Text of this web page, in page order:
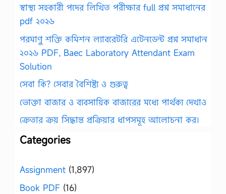
স্বাস্থ্য সহকারী পদের লিখিত পরীক্ষার full প্রশ্ন সমাধানের
pdf ২০২৬
পরমাণু শক্তি কমিশন ল্যাবরেটরি এটেনডেন্ট প্রশ্ন সমাধান
২০২৬ PDF, Baec Laboratory Attendant Exam
Solution
সেবা কি? সেবার বৈশিষ্ট্য ও গুরুত্ব
ভোক্তা বাজার ও ব্যবসায়িক বাজারের মধ্যে পার্থক্য দেখাও
ক্রেতার ক্রয় সিদ্ধান্ত প্রক্রিয়ার ধাপসমূহ আলোচনা কর।
Categories
Assignment (1,897)
Book PDF (16)